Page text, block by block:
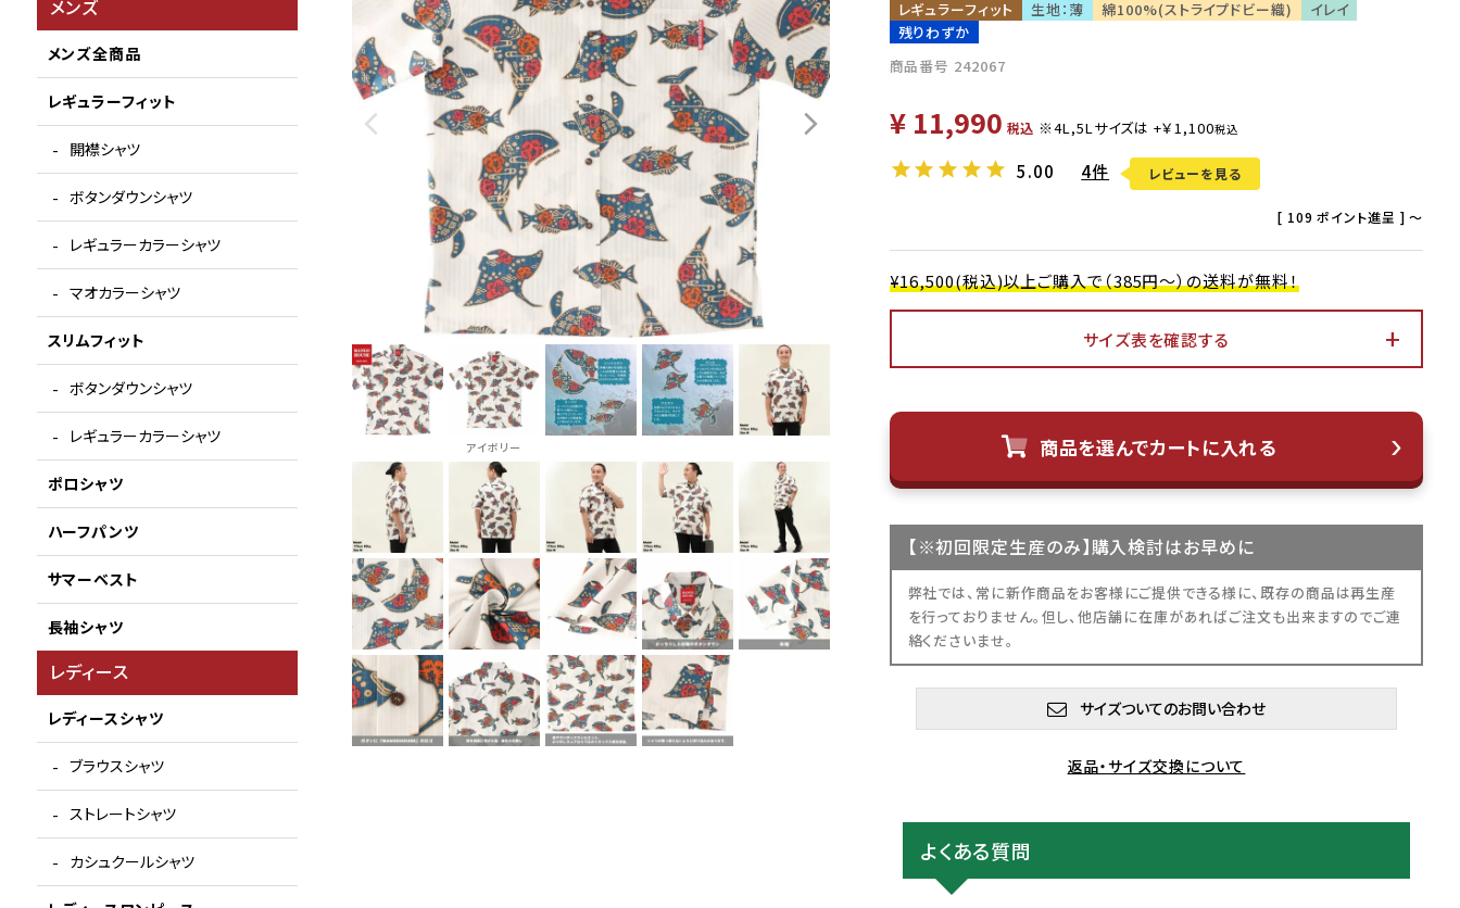
メンズ
メンズ全商品
レギュラーフィット
開襟シャツ
ボタンダウンシャツ
レギュラーカラーシャツ
マオカラーシャツ
スリムフィット
ボタンダウンシャツ
レギュラーカラーシャツ
ポロシャツ
ハーフパンツ
サマーベスト
長袖シャツ
レディース
レディースシャツ
ブラウスシャツ
ストレートシャツ
カシュクールシャツ
アイボリー
レギュラーフィット 生地：薄 綿100%(ストライプドビー織)
イレイ
残りわずか
商品番号 242067
¥ 11,990 税込
5.00 4件 レビューを見る
[ 109 ポイント進呈 ] 〜
¥16,500(税込)以上ご購入で（385円～）の送料が無料！
サイズ表を確認する
商品を選んでカートに入れる
【※初回限定生産のみ】購入検討はお早めに
弊社では、常に新作商品をお客様にご提供できる様に、既存の商品は再生産
を行っておりません。但し、他店舗に在庫があればご注文も出来ますのでご連
絡くださいませ。
サイズついてのお問い合わせ
返品・サイズ交換について
よくある質問